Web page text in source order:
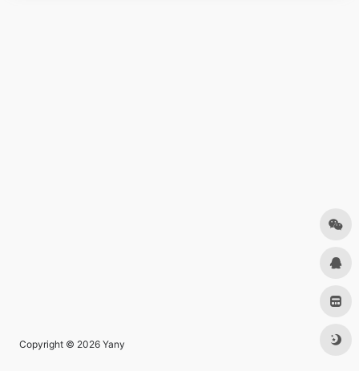
Copyright © 2026 Yany